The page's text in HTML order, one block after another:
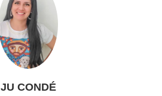
JU CONDÉ